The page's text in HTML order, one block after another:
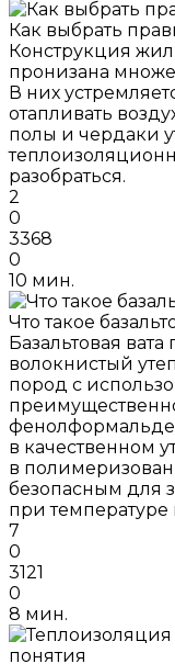
Как выбрать
Конструкция
пронизана
В них
отапливать
полы и чердаки
разобраться.
2
0
3368
0
10 мин.
Что такое
Базальтовая
волокнистый
пород с
в качественном
в
безопасным для
при температуре
7
0
3121
0
8 мин.